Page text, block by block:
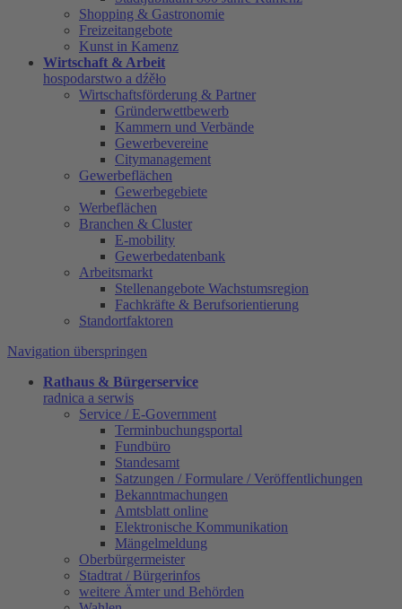
Shopping & Gastronomie
Freizeitangebote
Kunst in Kamenz
Wirtschaft & Arbeit
hospodarstwo a dźěło
Wirtschaftsförderung & Partner
Gründerwettbewerb
Kammern und Verbände
Gewerbevereine
Citymanagement
Gewerbeflächen
Gewerbegebiete
Werbeflächen
Branchen & Cluster
E-mobility
Gewerbedatenbank
Arbeitsmarkt
Stellenangebote Wachstumsregion
Fachkräfte & Berufsorientierung
Standortfaktoren
Navigation überspringen
Rathaus & Bürgerservice
radnica a serwis
Service / E-Government
Terminbuchungsportal
Fundbüro
Standesamt
Satzungen / Formulare / Veröffentlichungen
Bekanntmachungen
Amtsblatt online
Elektronische Kommunikation
Mängelmeldung
Oberbürgermeister
Stadtrat / Bürgerinfos
weitere Ämter und Behörden